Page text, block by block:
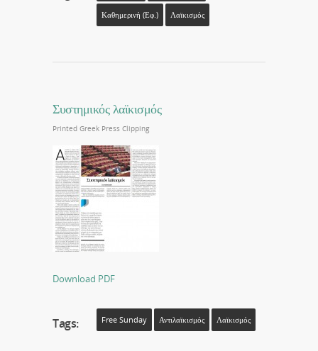
Καθημερινή (εφ.) Λαϊκισμός
Συστημικός λαϊκισμός
Printed Greek Press Clipping
Download PDF
Tags: Free Sunday Αντιλαϊκισμός Λαϊκισμός